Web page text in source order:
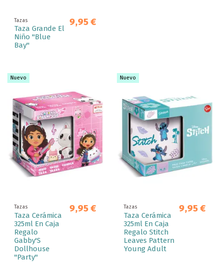
Tazas
Taza Grande El
Niño "Blue
Bay"
9,95 €
Nuevo
Tazas
Taza Cerámica
325ml En Caja
Regalo
Gabby'S
Dollhouse
"Party"
9,95 €
Nuevo
Tazas
Taza Cerámica
325ml En Caja
Regalo Stitch
Leaves Pattern
Young Adult
9,95 €